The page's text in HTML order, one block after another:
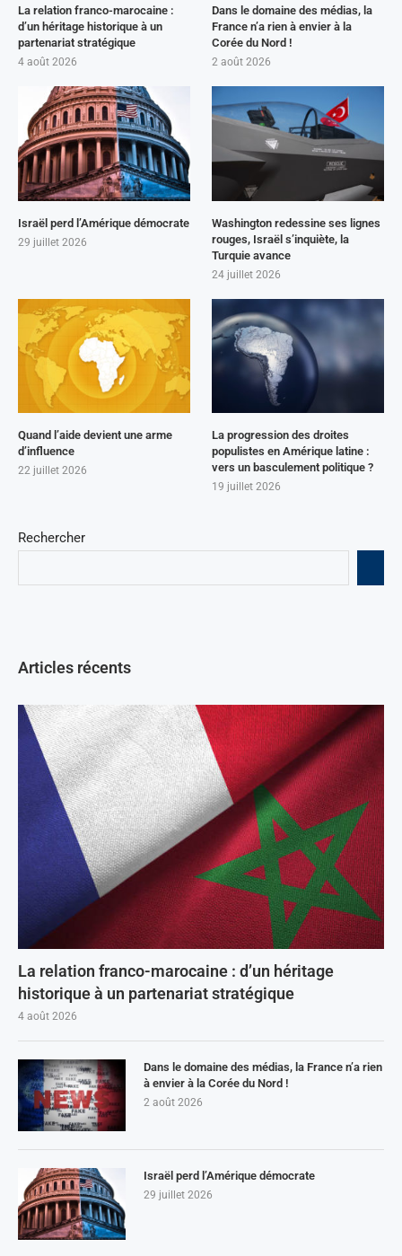
Rechercher
Articles récents
La relation franco-marocaine : d’un héritage
historique à un partenariat stratégique
4 août 2026
Dans le domaine des médias, la France n’a rien
à envier à la Corée du Nord !
2 août 2026
Israël perd l’Amérique démocrate
29 juillet 2026
La relation franco-marocaine :
d’un héritage historique à un
partenariat stratégique
4 août 2026
Dans le domaine des médias, la
France n’a rien à envier à la
Corée du Nord !
2 août 2026
Israël perd l’Amérique démocrate
29 juillet 2026
Washington redessine ses lignes
rouges, Israël s’inquiète, la
Turquie avance
24 juillet 2026
Quand l’aide devient une arme
d’influence
22 juillet 2026
La progression des droites
populistes en Amérique latine :
vers un basculement politique ?
19 juillet 2026